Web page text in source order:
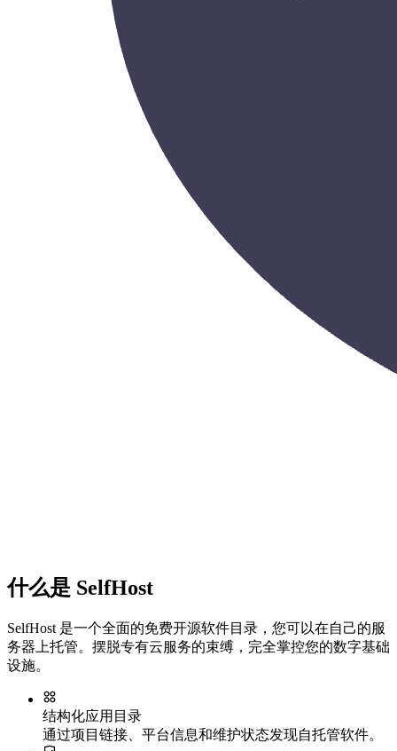
什么是 SelfHost
SelfHost 是一个全面的免费开源软件目录，您可以在自己的服
务器上托管。摆脱专有云服务的束缚，完全掌控您的数字基础
设施。
结构化应用目录
通过项目链接、平台信息和维护状态发现自托管软件。